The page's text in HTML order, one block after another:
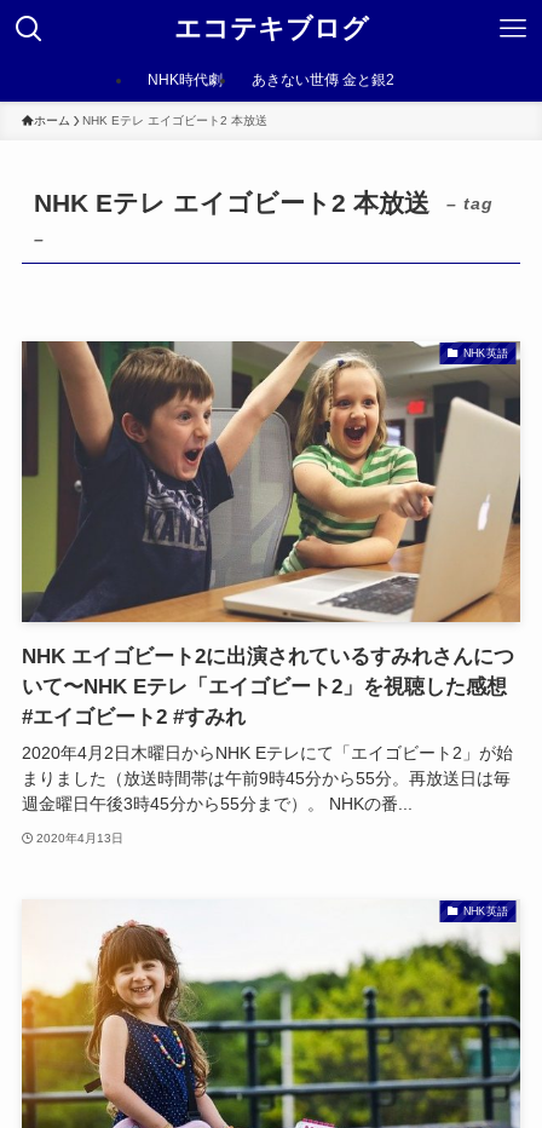
エコテキブログ
NHK時代劇 あきない世傳 金と銀2
ホーム NHK Eテレ エイゴビート2 本放送
NHK Eテレ エイゴビート2 本放送
– tag
–
NHK英語
NHK エイゴビート2に出演されているすみれさんにつ
いて〜NHK Eテレ「エイゴビート2」を視聴した感想
#エイゴビート2 #すみれ
2020年4月2日木曜日からNHK Eテレにて「エイゴビート2」が始
まりました（放送時間帯は午前9時45分から55分。再放送日は毎
週金曜日午後3時45分から55分まで）。 NHKの番...
2020年4月13日
NHK英語